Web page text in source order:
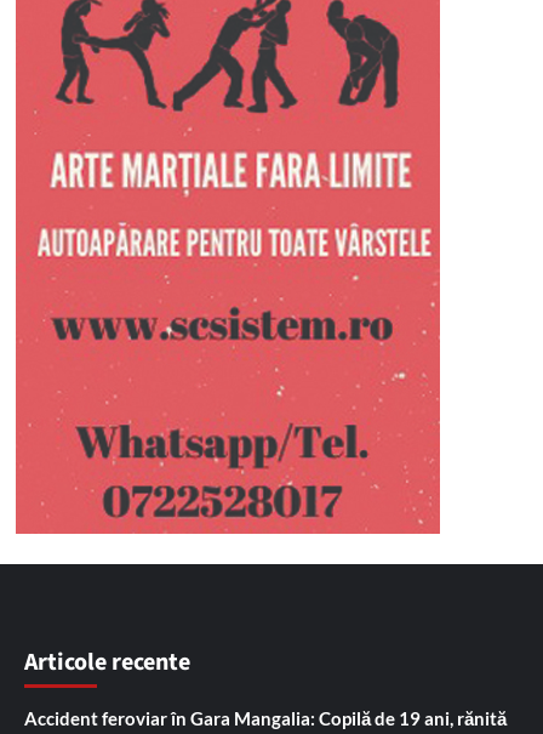
Articole recente
Accident feroviar în Gara Mangalia: Copilă de 19 ani, rănită